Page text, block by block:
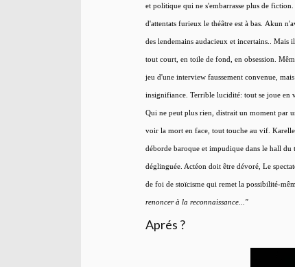
et politique qui ne s'embarrasse plus de
d'attentats furieux le théâtre est à bas. Akun
des lendemains audacieux et incertains..
tout court, en toile de fond, en obsession.
jeu d'une interview faussement convenue,
insignifiance. Terrible lucidité: tout se joue en
Qui ne peut plus rien, distrait un moment par
voir la mort en face, tout touche au vif.
déborde baroque et impudique dans le hall du
déglinguée. Actéon doit être dévoré, Le
de foi de stoïcisme qui remet la possibilité-
renoncer à la reconnaissance..."
Aprés ?